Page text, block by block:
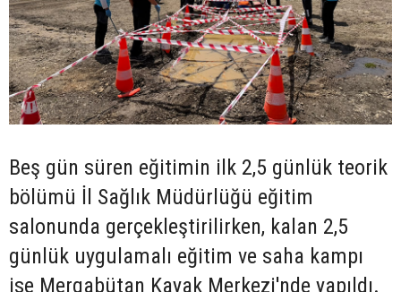
Beş gün süren eğitimin ilk 2,5 günlük teorik
bölümü İl Sağlık Müdürlüğü eğitim
salonunda gerçekleştirilirken, kalan 2,5
günlük uygulamalı eğitim ve saha kampı
ise Mergabütan Kayak Merkezi'nde yapıldı.